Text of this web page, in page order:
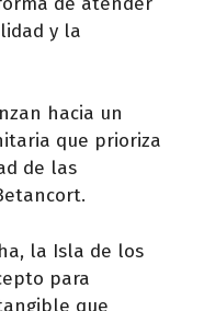
y la
hacia un
que prioriza
de las
la Isla de los
para
que